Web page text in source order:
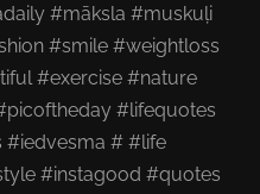
#māksla #muskuļi
#smile #weightloss
#exercise #nature
#lifequotes
#iedvesma # #life
#instagood #quotes